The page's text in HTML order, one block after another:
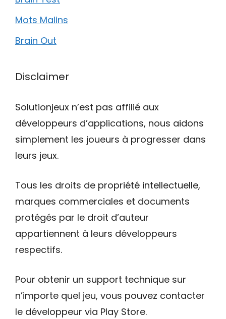
Mots Malins
Brain Out
Disclaimer
Solutionjeux n’est pas affilié aux
développeurs d’applications, nous aidons
simplement les joueurs à progresser dans
leurs jeux.
Tous les droits de propriété intellectuelle,
marques commerciales et documents
protégés par le droit d’auteur
appartiennent à leurs développeurs
respectifs.
Pour obtenir un support technique sur
n’importe quel jeu, vous pouvez contacter
le développeur via Play Store.